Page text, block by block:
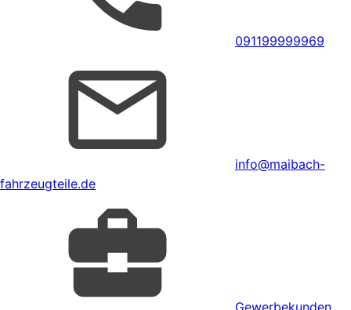
091199999969
info@maibach-
fahrzeugteile.de
Gewerbekunden